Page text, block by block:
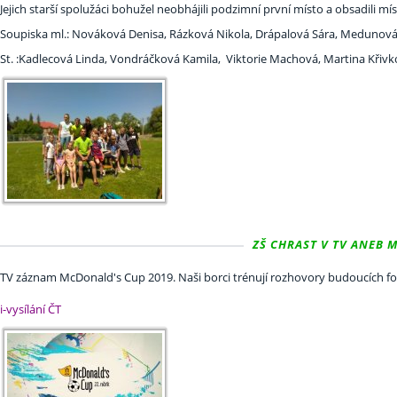
Jejich starší spolužáci bohužel neobhájili podzimní první místo a obsadili
Soupiska ml.: Nováková Denisa, Rázková Nikola, Drápalová Sára,
St. :Kadlecová Linda, Vondráčková Kamila, Viktorie Machová, Martina
ZŠ CHRAST V TV ANEB
TV záznam McDonald's Cup 2019. Naši borci trénují rozhovory budoucích
i-vysílání ČT